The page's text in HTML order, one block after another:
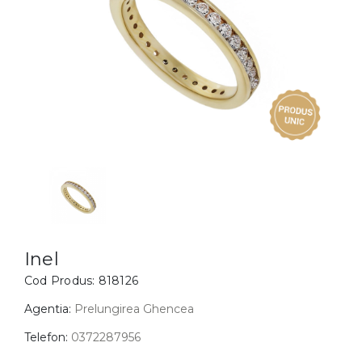
BIJUTERII COPII
Cercei
Bratari
Coliere
Lanturi
Inel
Cod Produs: 818126
Agentia: Prelungirea Ghencea
Telefon: 0372287956